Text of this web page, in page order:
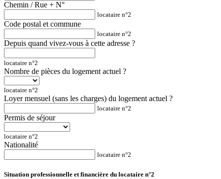
Chemin / Rue + N°
locataire n°2
Code postal et commune
locataire n°2
Depuis quand vivez-vous à cette adresse ?
locataire n°2
Nombre de pièces du logement actuel ?
locataire n°2
Loyer mensuel (sans les charges) du logement actuel ?
locataire n°2
Permis de séjour
locataire n°2
Nationalité
locataire n°2
Situation professionnelle et financière du locataire n°2